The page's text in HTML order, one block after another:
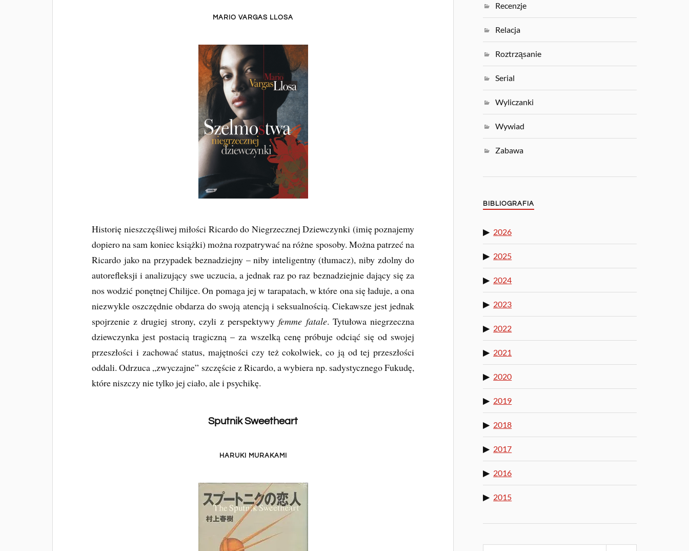
MARIO VARGAS LLOSA
Historię nieszczęśliwej miłości Ricardo do Niegrzecznej Dziewczynki (imię poznajemy
dopiero na sam koniec książki) można rozpatrywać na różne sposoby. Można patrzeć na
Ricardo jako na przypadek beznadziejny – niby inteligentny (tłumacz), niby zdolny do
autorefleksji i analizujący swe uczucia, a jednak raz po raz beznadziejnie dający się za
nos wodzić ponętnej Chilijce. On pomaga jej w tarapatach, w które ona się ładuje, a ona
niezwykle oszczędnie obdarza do swoją atencją i seksualnością. Ciekawsze jest jednak
spojrzenie z drugiej strony, czyli z perspektywyfemme fatale. Tytułowa niegrzeczna
dziewczynka jest postacią tragiczną – za wszelką cenę próbuje odciąć się od swojej
przeszłości i zachować status, majętności czy też cokolwiek, co ją od tej przeszłości
oddali. Odrzuca „zwyczajne” szczęście z Ricardo, a wybiera np. sadystycznego Fukudę,
które niszczy nie tylko jej ciało, ale i psychikę.
Sputnik Sweetheart
HARUKI MURAKAMI
Recenzje
Relacja
Roztrząsanie
Serial
Wyliczanki
Wywiad
Zabawa
BIBLIOGRAFIA
2026
2025
2024
2023
2022
2021
2020
2019
2018
2017
2016
2015